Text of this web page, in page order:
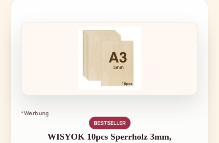
*Werbung
BESTSELLER
WISYOK 10pcs Sperrholz 3mm,